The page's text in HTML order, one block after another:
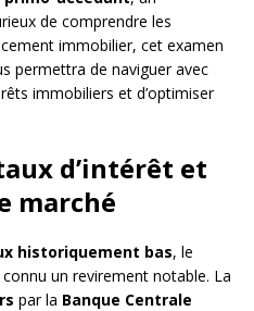
de comprendre les
immobilier, cet examen
permettra de naviguer avec
immobiliers et d’optimiser
d’intérêt et
marché
historiquement bas, le
un revirement notable. La
par la Banque Centrale